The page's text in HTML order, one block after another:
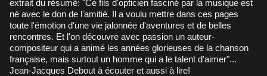
extrait du résumé: "Ce fils d'opticien fasciné par la musique est
né avec le don de l'amitié. Il a voulu mettre dans ces pages
toute l'émotion d'une vie jalonnée d'aventures et de belles
rencontres. Et l'on découvre avec passion un auteur-
compositeur qui a animé les années glorieuses de la chanson
française, mais surtout un homme qui a le talent d'aimer"...
Jean-Jacques Debout à écouter et aussi à lire!